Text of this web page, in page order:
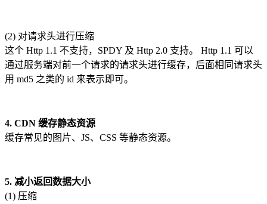
(2) 对请求头进行压缩
这个 Http 1.1 不支持，SPDY 及 Http 2.0 支持。 Http 1.1 可以
通过服务端对前一个请求的请求头进行缓存，后面相同请求头
用 md5 之类的 id 来表示即可。
4. CDN 缓存静态资源
缓存常见的图片、JS、CSS 等静态资源。
5. 减小返回数据大小
(1) 压缩